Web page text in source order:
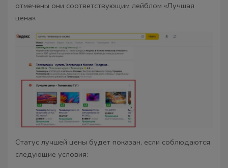
отмечены они соответствующим лейблом «Лучшая
цена».
Статус лучшей цены будет показан, если соблюдаются
следующие условия: